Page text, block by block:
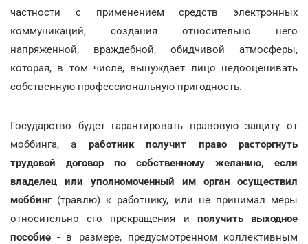
частности с применением средств электронных
коммуникаций, создания относительно него
напряженной, враждебной, обидчивой атмосферы,
которая, в том числе, вынуждает лицо недооценивать
собственную профессиональную пригодность.
Государство будет гарантировать правовую защиту от
моббинга, а работник получит право расторгнуть
трудовой договор по собственному желанию, если
владелец или уполномоченный им орган осуществил
моббинг (травлю) к работнику, или не принимал меры
относительно его прекращения и получить выходное
пособие - в размере, предусмотренном коллективным